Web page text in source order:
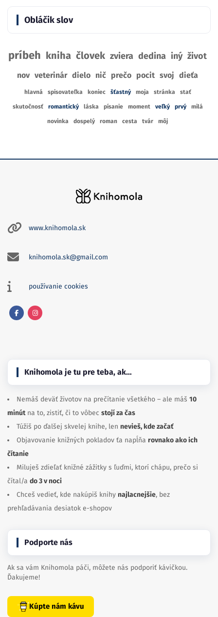
Obláčik slov
príbeh kniha človek zviera dedina iný život
nov veterinár dielo nič prečo pocit svoj dieťa
hlavná spisovateľka koniec šťastný moja stránka stať
skutočnosť romantický láska písanie moment veľký prvý milá
novinka dospelý roman cesta tvár môj
www.knihomola.sk
knihomola.sk@gmail.com
používanie cookies
Knihomola je tu pre teba, ak…
Nemáš deväť životov na prečítanie všetkého – ale máš 10
minútna to, zistiť, či to vôbec stojí za čas
Túžiš po ďalšej skvelej knihe, len nevieš, kde začať
Objavovanie knižných pokladov ťa napĺňa rovnako ako ich
čítanie
Miluješ zdieľať knižné zážitky s ľuďmi, ktorí chápu, prečo si
čítal/a do 3 v noci
Chceš vedieť, kde nakúpiš knihy najlacnejšie, bez
prehľadávania desiatok e-shopov
Podporte nás
Ak sa vám Knihomola páči, môžete nás podporiť kávičkou.
Ďakujeme!
Kúpte nám kávu